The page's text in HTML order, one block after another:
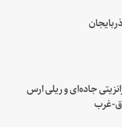
جاده‌ای و ریلی ارس
غرب